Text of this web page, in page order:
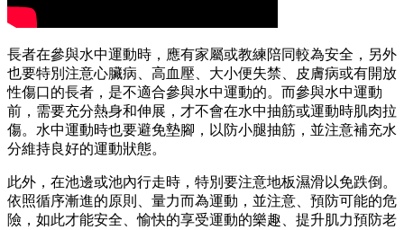
長者在參與水中運動時，應有家屬或教練陪同較為安全，另外
也要特別注意心臟病、高血壓、大小便失禁、皮膚病或有開放
性傷口的長者，是不適合參與水中運動的。而參與水中運動
前，需要充分熱身和伸展，才不會在水中抽筋或運動時肌肉拉
傷。水中運動時也要避免墊腳，以防小腿抽筋，並注意補充水
分維持良好的運動狀態。
此外，在池邊或池內行走時，特別要注意地板濕滑以免跌倒。
依照循序漸進的原則、量力而為運動，並注意、預防可能的危
險，如此才能安全、愉快的享受運動的樂趣、提升肌力預防老